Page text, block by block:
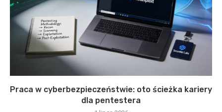
Praca w cyberbezpieczeństwie: oto ścieżka kariery
dla pentestera